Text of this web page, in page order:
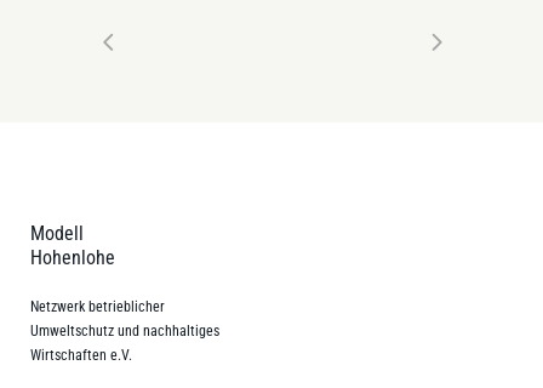
Modell
Hohenlohe
Netzwerk betrieblicher
Umweltschutz und nachhaltiges
Wirtschaften e.V.